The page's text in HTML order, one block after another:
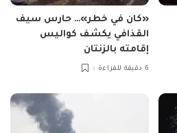
«كان في خطر»… حارس سيف
القذافي يكشف كواليس
إقامته بالزنتان
6 دقيقة للقراءة